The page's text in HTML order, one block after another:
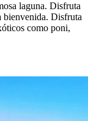
laguna. Disfruta
bienvenida. Disfruta
como poni,